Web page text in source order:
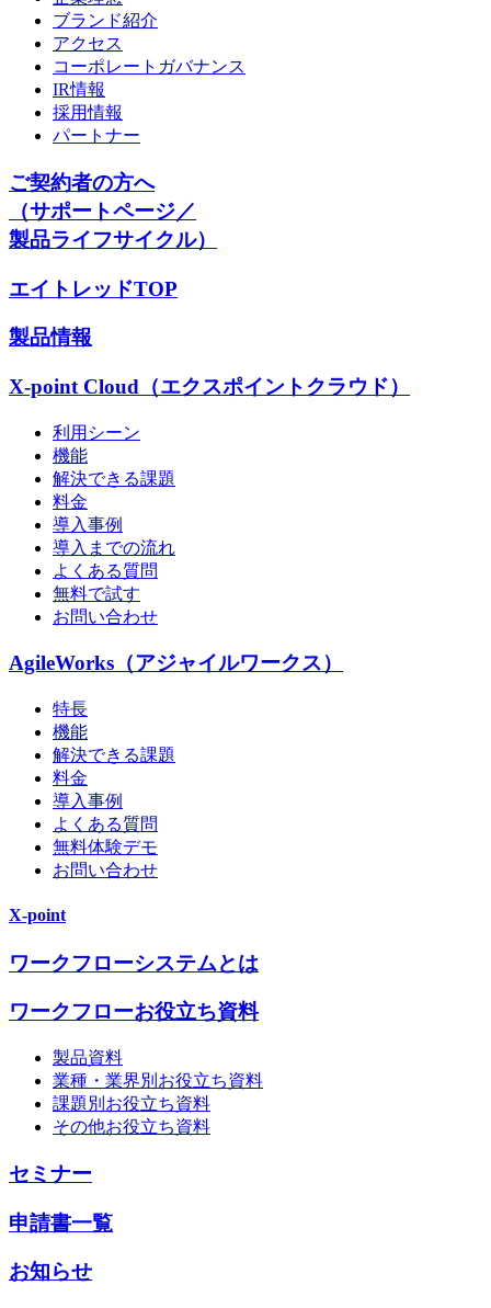
ブランド紹介
アクセス
コーポレートガバナンス
IR情報
採用情報
パートナー
ご契約者の方へ
（サポートページ／
製品ライフサイクル）
エイトレッドTOP
製品情報
X-point Cloud（エクスポイントクラウド）
利用シーン
機能
解決できる課題
料金
導入事例
導入までの流れ
よくある質問
無料で試す
お問い合わせ
AgileWorks（アジャイルワークス）
特長
機能
解決できる課題
料金
導入事例
よくある質問
無料体験デモ
お問い合わせ
X-point
ワークフローシステムとは
ワークフローお役立ち資料
製品資料
業種・業界別お役立ち資料
課題別お役立ち資料
その他お役立ち資料
セミナー
申請書一覧
お知らせ